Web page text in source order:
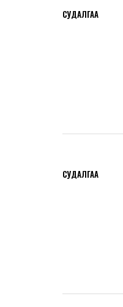
СУДАЛГАА
СУДАЛГАА